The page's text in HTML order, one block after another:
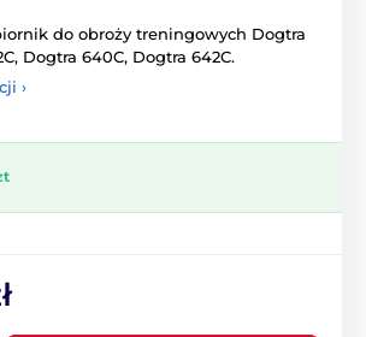
do obroży treningowych Dogtra
Dogtra 640C, Dogtra 642C.
›